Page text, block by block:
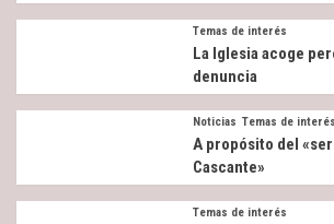
Temas de interés
La Iglesia acoge
denuncia
Noticias Temas de interés
A propósito del
Cascante»
Temas de interés